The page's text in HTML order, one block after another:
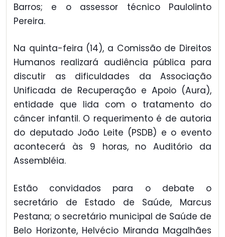
Barros; e o assessor técnico Paulolinto
Pereira.
Na quinta-feira (14), a Comissão de Direitos
Humanos realizará audiência pública para
discutir as dificuldades da Associação
Unificada de Recuperação e Apoio (Aura),
entidade que lida com o tratamento do
câncer infantil. O requerimento é de autoria
do deputado João Leite (PSDB) e o evento
acontecerá às 9 horas, no Auditório da
Assembléia.
Estão convidados para o debate o
secretário de Estado de Saúde, Marcus
Pestana; o secretário municipal de Saúde de
Belo Horizonte, Helvécio Miranda Magalhães